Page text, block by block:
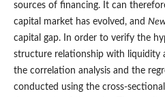
sources of financing. It can
capital market has evolved, and
capital gap. In order to verify the
structure relationship with liquidity
the correlation analysis and the
conducted using the cross-